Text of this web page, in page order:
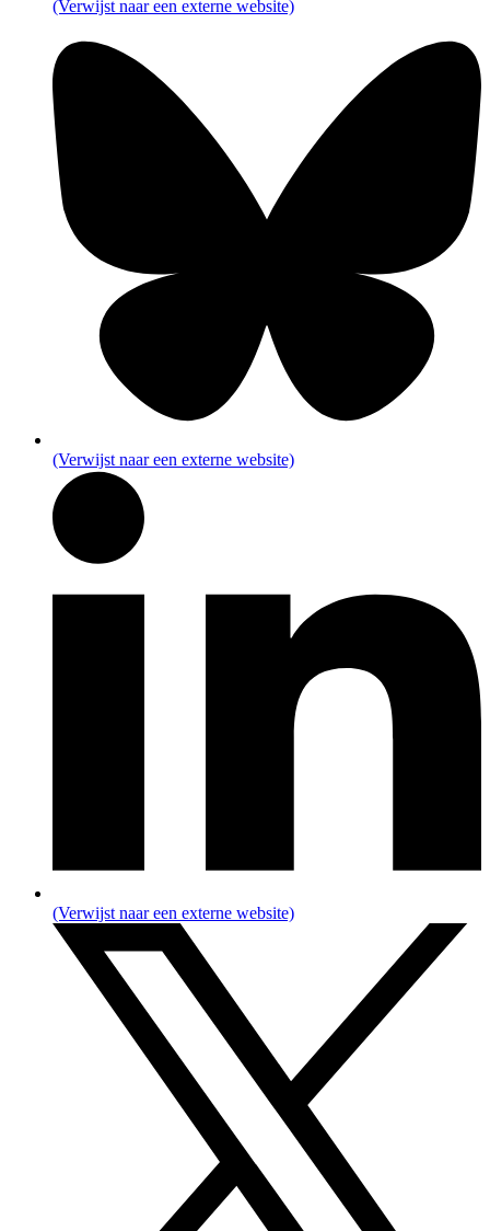
(Verwijst naar een externe website)
(Verwijst naar een externe website)
(Verwijst naar een externe website)